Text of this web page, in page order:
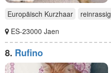
Europäisch Kurzhaar reinrassig
ES-23000 Jaen
8. Rufino